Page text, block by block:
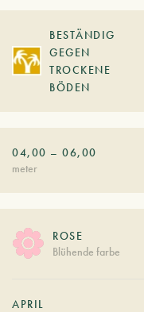
BESTÄNDIG
GEGEN
TROCKENE
BÖDEN
04,00 –06,00
meter
ROSE
Blühende farbe
APRIL